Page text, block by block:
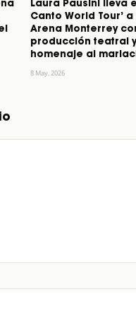
Laura Pausini lleva
Canto World Tour’ a
Arena Monterrey
producción teatral y
homenaje al
8 May, 2026